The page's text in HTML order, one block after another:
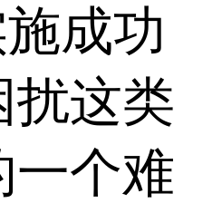
成功
扰这类
一个难